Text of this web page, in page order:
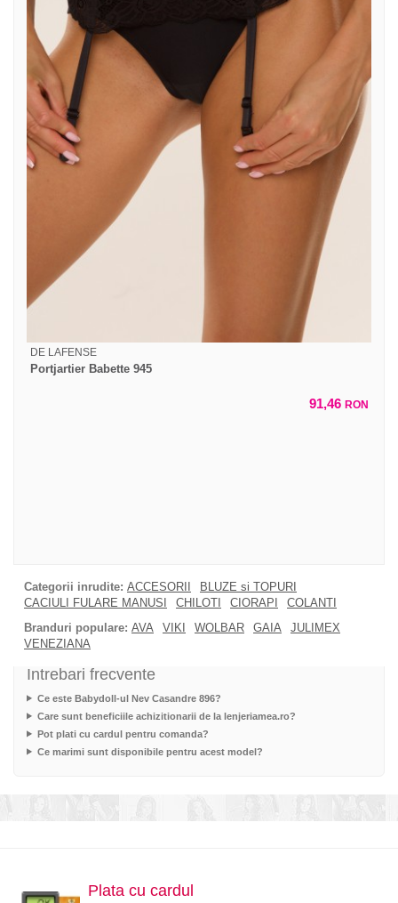
DE LAFENSE
Portjartier Babette 945
91,46 RON
Categorii inrudite: ACCESORII
BLUZE si TOPURI
CACIULI FULARE MANUSI
CHILOTI CIORAPI
COLANTI
Branduri populare: AVA VIKI WOLBAR GAIA
JULIMEX
VENEZIANA
Intrebari frecvente
Ce este Babydoll-ul Nev Casandre 896?
Care sunt beneficiile achizitionarii de la lenjeriamea.ro?
Pot plati cu cardul pentru comanda?
Ce marimi sunt disponibile pentru acest model?
Plata cu cardul